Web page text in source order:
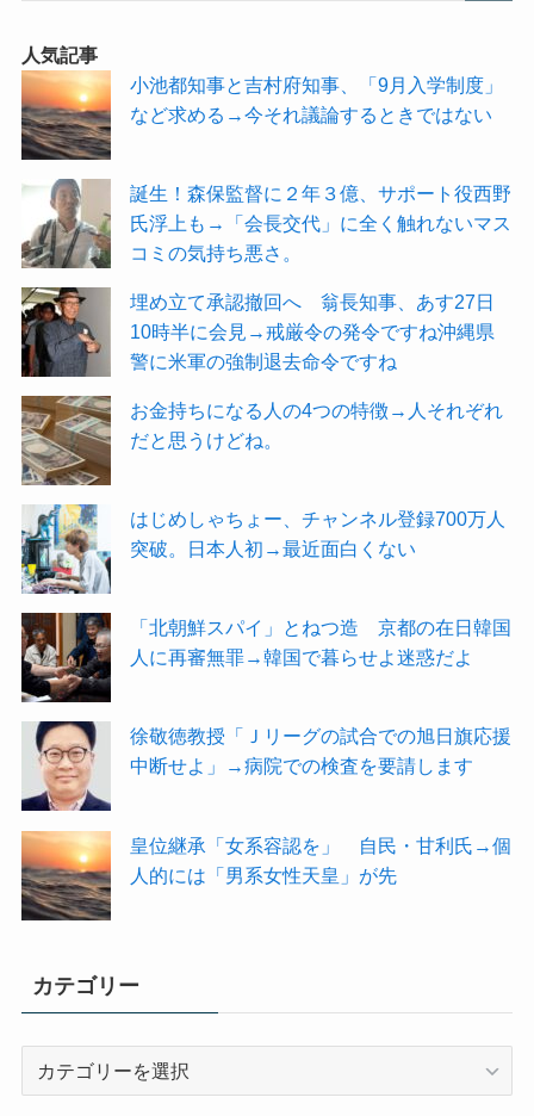
人気記事
小池都知事と吉村府知事、「9月入学制度」
など求める→今それ議論するときではない
誕生！森保監督に２年３億、サポート役西野
氏浮上も→「会長交代」に全く触れないマス
コミの気持ち悪さ。
埋め立て承認撤回へ 翁長知事、あす27日
10時半に会見→戒厳令の発令ですね沖縄県
警に米軍の強制退去命令ですね
お金持ちになる人の4つの特徴→人それぞれ
だと思うけどね。
はじめしゃちょー、チャンネル登録700万人
突破。日本人初→最近面白くない
「北朝鮮スパイ」とねつ造 京都の在日韓国
人に再審無罪→韓国で暮らせよ迷惑だよ
徐敬徳教授「Ｊリーグの試合での旭日旗応援
中断せよ」→病院での検査を要請します
皇位継承「女系容認を」 自民・甘利氏→個
人的には「男系女性天皇」が先
カテゴリー